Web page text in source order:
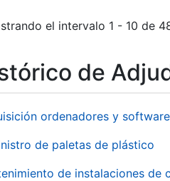
el intervalo 1 - 10 de
de
ordenadores y software
de paletas de plástico
de instalaciones de